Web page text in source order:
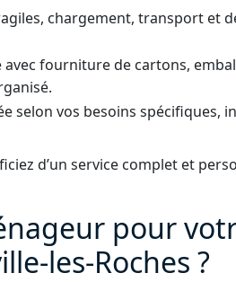
chargement, transport et
avec fourniture de cartons,
selon vos besoins spécifiques,
d’un service complet et
pour
les-Roches ?